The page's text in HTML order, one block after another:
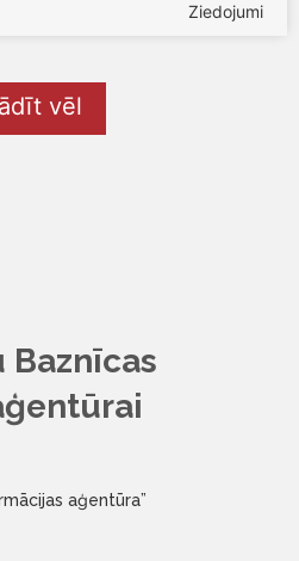
Ziedojumi
vēl
Baznīcas
aģentūra”